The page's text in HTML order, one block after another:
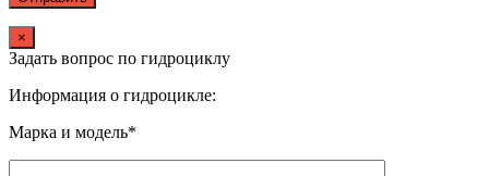
×
Задать вопрос по гидроциклу
Информация о гидроцикле:
Марка и модель*